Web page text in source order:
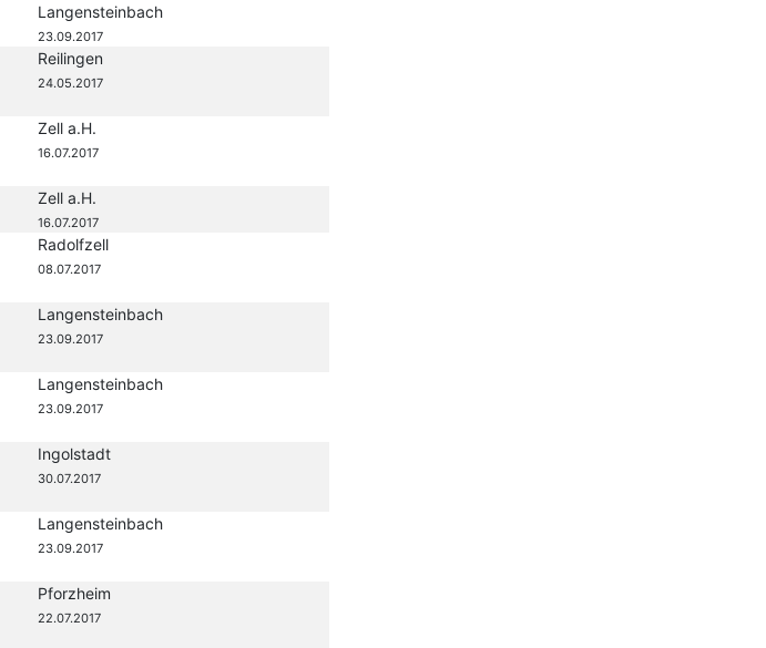
Langensteinbach
23.09.2017
Reilingen
24.05.2017
Zell a.H.
16.07.2017
Zell a.H.
16.07.2017
Radolfzell
08.07.2017
Langensteinbach
23.09.2017
Langensteinbach
23.09.2017
Ingolstadt
30.07.2017
Langensteinbach
23.09.2017
Pforzheim
22.07.2017